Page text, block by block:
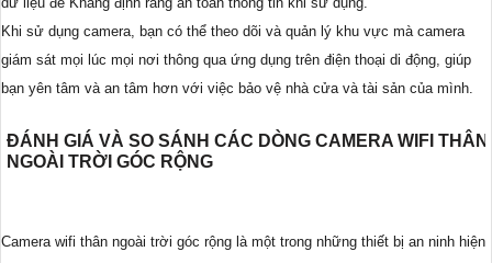
Khi sử dụng camera, bạn có thể theo dõi và quản lý khu vực mà camera
giám sát mọi lúc mọi nơi thông qua ứng dụng trên điện thoại di động, giúp
bạn yên tâm và an tâm hơn với việc bảo vệ nhà cửa và tài sản của mình.
ĐÁNH GIÁ VÀ SO SÁNH CÁC DÒNG CAMERA WIFI THÂN
NGOÀI TRỜI GÓC RỘNG
Camera wifi thân ngoài trời góc rộng là một trong những thiết bị an ninh hiện